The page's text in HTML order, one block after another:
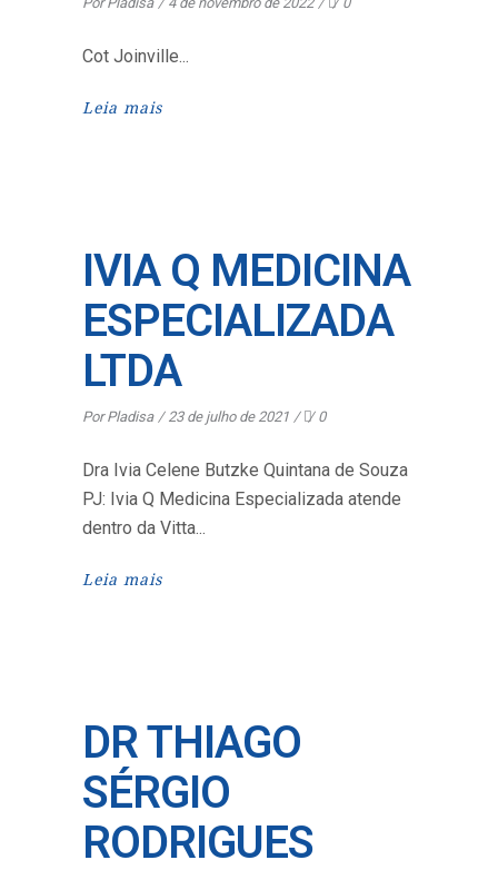
Cot Joinville
Leia mais
IVIA Q MEDICINA
ESPECIALIZADA
LTDA
Por Pladisa 23 de julho de 2021 0
Dra Ivia Celene Butzke Quintana de Souza
PJ: Ivia Q Medicina Especializada atende
dentro da Vitta
Leia mais
DR THIAGO
SÉRGIO
RODRIGUES